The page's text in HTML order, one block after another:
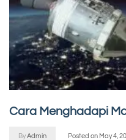
Cara Menghadapi
ByAdmin Posted on May 4,